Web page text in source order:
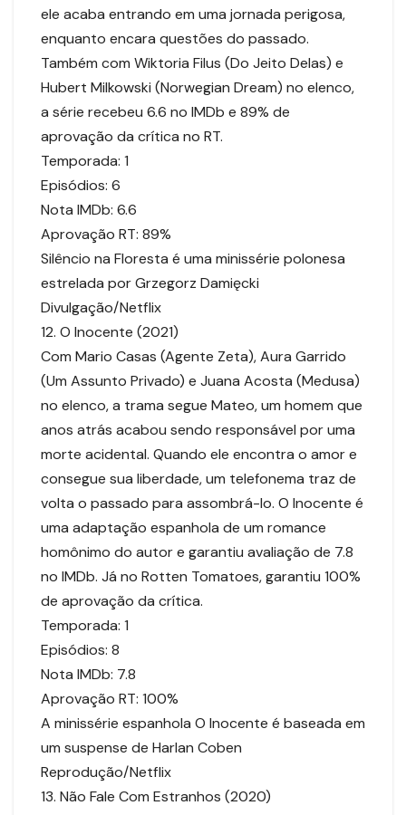
ele acaba entrando em uma jornada perigosa,
enquanto encara questões do passado.
Também com Wiktoria Filus (Do Jeito Delas) e
Hubert Milkowski (Norwegian Dream) no elenco,
a série recebeu 6.6 no IMDb e 89% de
aprovação da crítica no RT.
Temporada: 1
Episódios: 6
Nota IMDb: 6.6
Aprovação RT: 89%
Silêncio na Floresta é uma minissérie polonesa
estrelada por Grzegorz Damięcki
Divulgação/Netflix
12. O Inocente (2021)
Com Mario Casas (Agente Zeta), Aura Garrido
(Um Assunto Privado) e Juana Acosta (Medusa)
no elenco, a trama segue Mateo, um homem que
anos atrás acabou sendo responsável por uma
morte acidental. Quando ele encontra o amor e
consegue sua liberdade, um telefonema traz de
volta o passado para assombrá-lo. O Inocente é
uma adaptação espanhola de um romance
homônimo do autor e garantiu avaliação de 7.8
no IMDb. Já no Rotten Tomatoes, garantiu 100%
de aprovação da crítica.
Temporada: 1
Episódios: 8
Nota IMDb: 7.8
Aprovação RT: 100%
A minissérie espanhola O Inocente é baseada em
um suspense de Harlan Coben
Reprodução/Netflix
13. Não Fale Com Estranhos (2020)